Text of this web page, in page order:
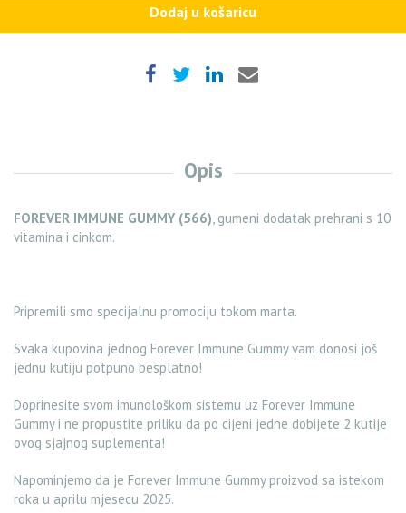
Dodaj u košaricu
Opis
FOREVER IMMUNE GUMMY (566), gumeni dodatak prehrani s 10
vitamina i cinkom.
Pripremili smo specijalnu promociju tokom marta.
Svaka kupovina jednog Forever Immune Gummy vam donosi još
jednu kutiju potpuno besplatno!
Doprinesite svom imunološkom sistemu uz Forever Immune
Gummy i ne propustite priliku da po cijeni jedne dobijete 2 kutije
ovog sjajnog suplementa!
Napominjemo da je Forever Immune Gummy proizvod sa istekom
roka u aprilu mjesecu 2025.